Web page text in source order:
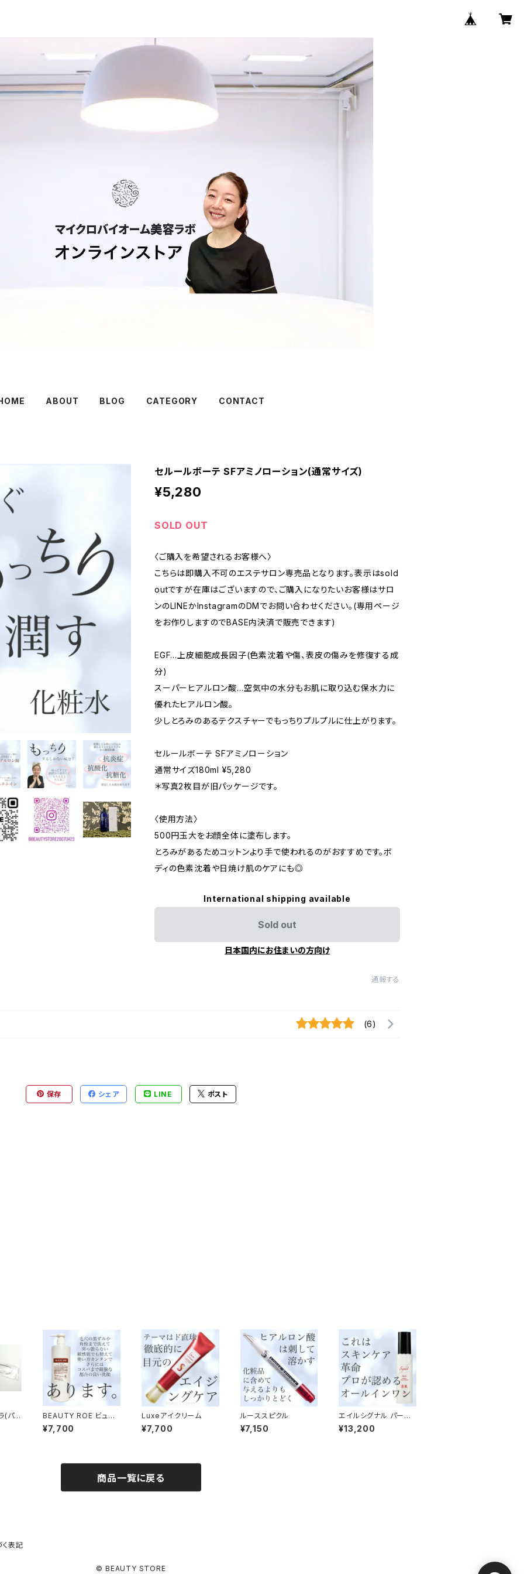
ABOUT BLOG CATEGORY CONTACT
セルールボーテ SFアミノローション(通常サイズ)
¥5,280
SOLD OUT
〈ご購入を希望されるお客様へ〉
こちらは即購入不可のエステサロン専売品となります。表示はsold
outですが在庫はございますので、ご購入になりたいお客様はサロ
ンのLINEかInstagramのDMでお問い合わせください。(専用ページ
をお作りしますのでBASE内決済で販売できます)
EGF…上皮細胞成長因子(色素沈着や傷、表皮の傷みを修復する成
分)
スーパーヒアルロン酸…空気中の水分もお肌に取り込む保水力に
優れたヒアルロン酸。
少しとろみのあるテクスチャーでもっちりプルプルに仕上がります。
セルールボーテ SFアミノローション
通常サイズ180ml ¥5,280
＊写真2枚目が旧パッケージです。
〈使用方法〉
500円玉大をお顔全体に塗布します。
とろみがあるためコットンより手で使われるのがおすすめです。ボ
ディの色素沈着や日焼け肌のケアにも◎
International shipping available
Sold out
日本国内にお住まいの方向け
通報する
(6)
保存 シェア LINE ポスト
(パッ
BEAUTY ROE ビュー
ティーロエ
¥7,700
Luxeアイクリーム
¥7,700
ルーススピクル
¥7,150
エイルシグナル パーフ
ェクトシャインエキス
¥13,200
商品一覧に戻る
表記
© BEAUTY STORE